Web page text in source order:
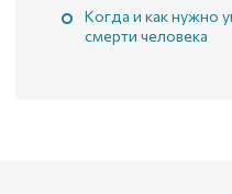
Когда и как нужно
смерти человека